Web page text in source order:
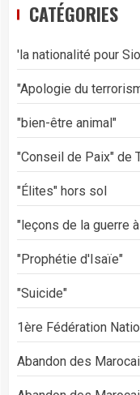
CATÉGORIES
'la nationalité pour
"Apologie du
"bien-être animal"
"Conseil de Paix" de
"Élites" hors sol
"leçons de la guerre à
"Prophétie d'Isaïe"
"Suicide"
1ère Fédération
Abandon des